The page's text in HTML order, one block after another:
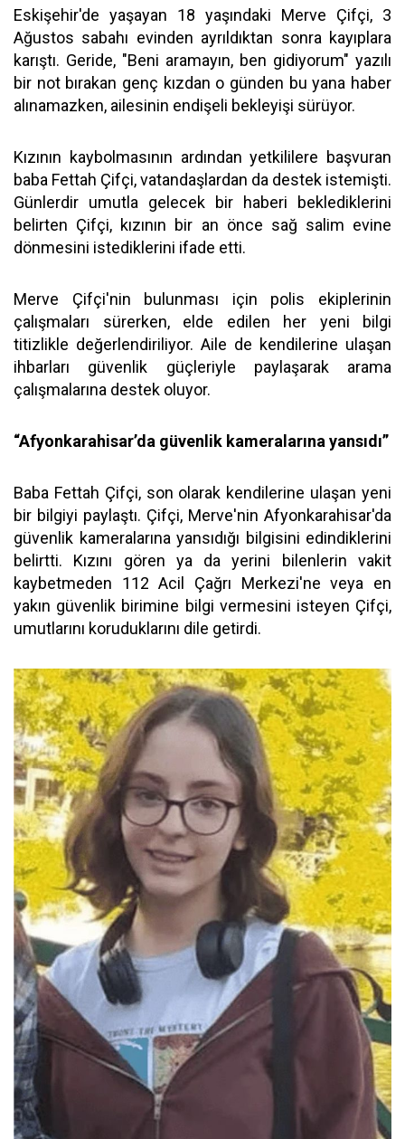
Eskişehir'de yaşayan 18 yaşındaki Merve Çifçi, 3
Ağustos sabahı evinden ayrıldıktan sonra kayıplara
karıştı. Geride, "Beni aramayın, ben gidiyorum" yazılı
bir not bırakan genç kızdan o günden bu yana haber
alınamazken, ailesinin endişeli bekleyişi sürüyor.
Kızının kaybolmasının ardından yetkililere başvuran
baba Fettah Çifçi, vatandaşlardan da destek istemişti.
Günlerdir umutla gelecek bir haberi beklediklerini
belirten Çifçi, kızının bir an önce sağ salim evine
dönmesini istediklerini ifade etti.
Merve Çifçi'nin bulunması için polis ekiplerinin
çalışmaları sürerken, elde edilen her yeni bilgi
titizlikle değerlendiriliyor. Aile de kendilerine ulaşan
ihbarları güvenlik güçleriyle paylaşarak arama
çalışmalarına destek oluyor.
“Afyonkarahisar’da güvenlik kameralarına yansıdı”
Baba Fettah Çifçi, son olarak kendilerine ulaşan yeni
bir bilgiyi paylaştı. Çifçi, Merve'nin Afyonkarahisar'da
güvenlik kameralarına yansıdığı bilgisini edindiklerini
belirtti. Kızını gören ya da yerini bilenlerin vakit
kaybetmeden 112 Acil Çağrı Merkezi'ne veya en
yakın güvenlik birimine bilgi vermesini isteyen Çifçi,
umutlarını koruduklarını dile getirdi.